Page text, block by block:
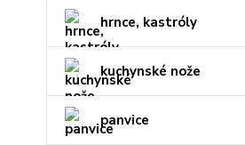
hrnce, kastróly
kuchynské nože
panvice